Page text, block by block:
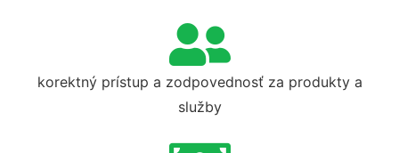
korektný prístup a zodpovednosť za produkty a
služby